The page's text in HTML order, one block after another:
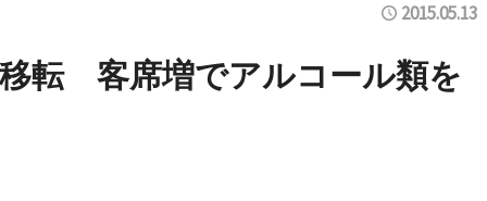
2015.05.13
転 客席増でアルコール類を